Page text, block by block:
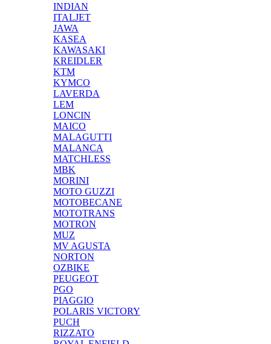
INDIAN
ITALJET
JAWA
KASEA
KAWASAKI
KREIDLER
KTM
KYMCO
LAVERDA
LEM
LONCIN
MAICO
MALAGUTTI
MALANCA
MATCHLESS
MBK
MORINI
MOTO GUZZI
MOTOBECANE
MOTOTRANS
MOTRON
MUZ
MV AGUSTA
NORTON
OZBIKE
PEUGEOT
PGO
PIAGGIO
POLARIS VICTORY
PUCH
RIZZATO